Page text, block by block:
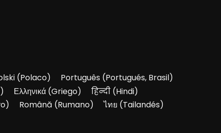
(Polaco) Português (Portugués, Brasil)
) Ελληνικά(Griego) हिन्दी(Hindi)
) Română (Rumano) ไทย (Tailandés)